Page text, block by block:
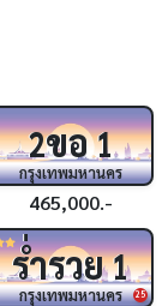
2ขอ1
กรุงเทพมหานคร
465,000.-
25
ร่ำรวย1
กรุงเทพมหานคร